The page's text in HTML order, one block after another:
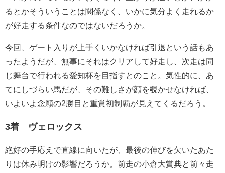
るとかそういうことは関係なく、いかに気分よく走れるか
が好走する条件なのではないだろうか。
今回、ゲート入りが上手くいかなければ引退という話もあ
ったようだが、無事にそれはクリアして好走し、次走は同
じ舞台で行われる愛知杯を目指すとのこと。気性的に、あ
てにしづらい馬だが、その難しさが顔を覗かせなければ、
いよいよ念願の2勝目と重賞初制覇が見えてくるだろう。
3着 ヴェロックス
絶好の手応えで直線に向いたが、最後の伸びを欠いたあた
りは休み明けの影響だろうか。前走の小倉大賞典と前々走